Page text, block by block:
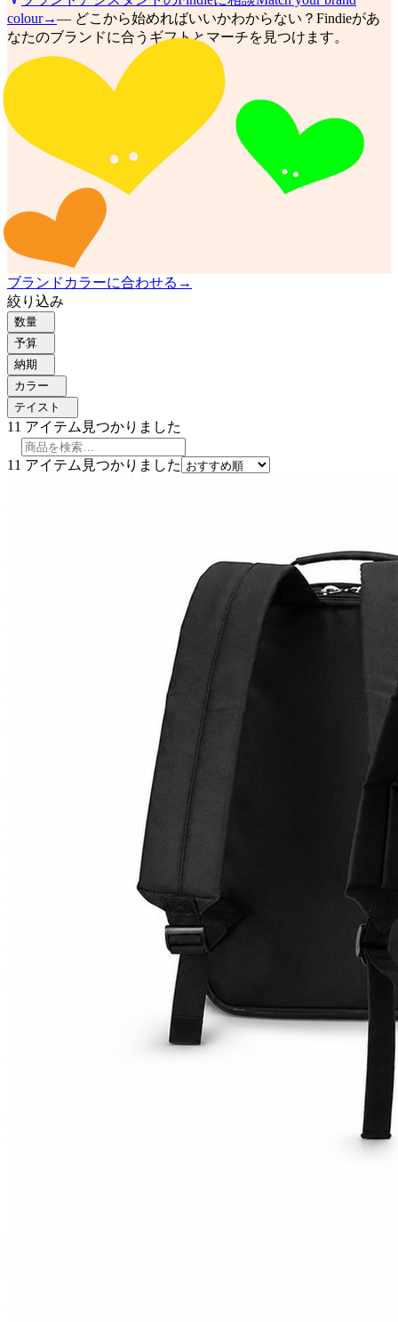
colour→— どこから始めればいいかわからない？Findieがあ
なたのブランドに合うギフトとマーチを見つけます。
ブランドカラーに合わせる →
絞り込み
数量
予算
納期
カラー
テイスト
11 アイテム見つかりました
11 アイテム見つかりました